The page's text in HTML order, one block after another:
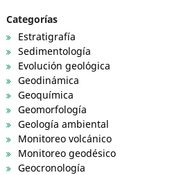
Categorías
Estratigrafía
Sedimentología
Evolución geológica
Geodinámica
Geoquímica
Geomorfología
Geología ambiental
Monitoreo volcánico
Monitoreo geodésico
Geocronología